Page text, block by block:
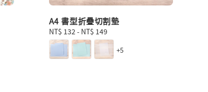
A4 書型折疊切割墊
Regular
price
NT$ 132 - NT$ 149
+5